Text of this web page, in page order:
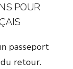
POUR
passeport
retour.